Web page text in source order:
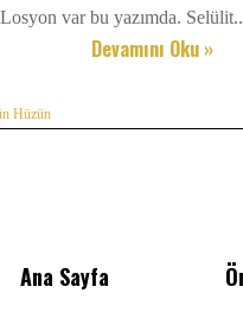
var bu yazımda.
Devamını Oku »
Hüzün
Ana Sayfa